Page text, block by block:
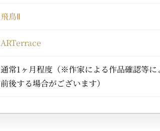
飛鳥Ⅱ
ARTerrace
通常1ヶ月程度（※作家による作品確認等に
前後する場合がございます）